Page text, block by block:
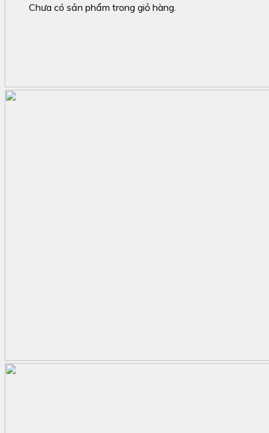
Chưa có sản phẩm trong giỏ hàng.